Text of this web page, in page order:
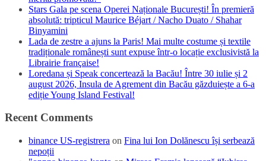
Stars Gala pe scena Operei Naționale București! În premieră
absolută: tripticul Maurice Béjart / Nacho Duato / Shahar
Binyamini
Lada de zestre a ajuns la Paris! Mai multe costume și textile
tradiționale românești sunt expuse într-o locație exclusivistă la
Librairie française!
Loredana și Speak concertează la Bacău! Între 30 iulie și 2
august 2026, Insula de Agrement din Bacău găzduiește a 6-a
ediție Young Island Festival!
Recent Comments
binance US-registrera on Fina lui Ion Dolănescu își serbează
nepoții